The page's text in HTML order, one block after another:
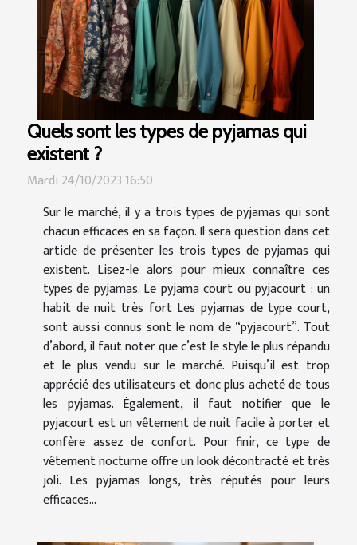
Quels sont les types de pyjamas qui
existent ?
Mardi 24/10/2023 16:50
Sur le marché, il y a trois types de pyjamas qui sont
chacun efficaces en sa façon. Il sera question dans cet
article de présenter les trois types de pyjamas qui
existent. Lisez-le alors pour mieux connaître ces
types de pyjamas. Le pyjama court ou pyjacourt : un
habit de nuit très fort Les pyjamas de type court,
sont aussi connus sont le nom de “pyjacourt”. Tout
d’abord, il faut noter que c’est le style le plus répandu
et le plus vendu sur le marché. Puisqu’il est trop
apprécié des utilisateurs et donc plus acheté de tous
les pyjamas. Également, il faut notifier que le
pyjacourt est un vêtement de nuit facile à porter et
confère assez de confort. Pour finir, ce type de
vêtement nocturne offre un look décontracté et très
joli. Les pyjamas longs, très réputés pour leurs
efficaces...